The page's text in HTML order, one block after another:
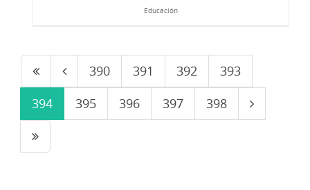
Educación
390 391 392
393
394
395 396 397 398